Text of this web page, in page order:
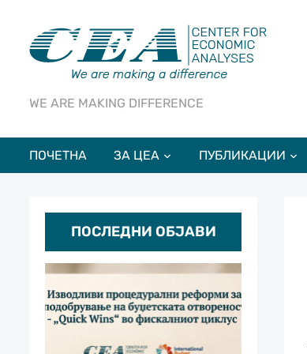
WE ARE MAKING DIFFERENCE
ПОЧЕТНА ЗА ЦЕА ПУБЛИКАЦИИ
ПОСЛЕДНИ ОБЈАВИ